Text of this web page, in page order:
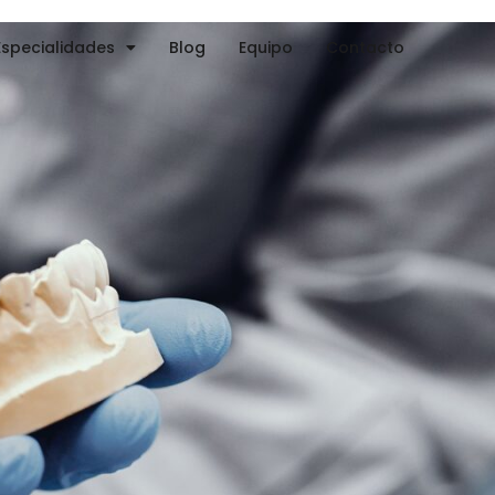
Blog Equipo Contacto